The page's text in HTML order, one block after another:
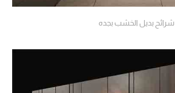
شرائح بديل الخشب بجده